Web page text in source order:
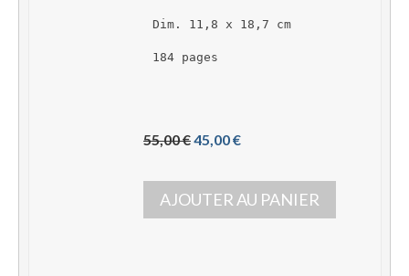
Dim. 11,8 x 18,7 cm
184 pages
55,00 €L
p
r
i
45,00 €L
p
r
i
AJOUTER AU PANIER